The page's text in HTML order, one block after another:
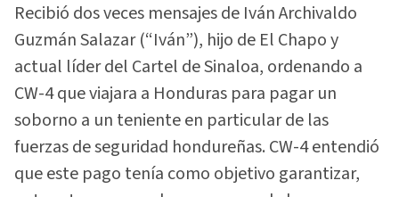
Recibió dos veces mensajes de Iván Archivaldo
Guzmán Salazar (“Iván”), hijo de El Chapo y
actual líder del Cartel de Sinaloa, ordenando a
CW-4 que viajara a Honduras para pagar un
soborno a un teniente en particular de las
fuerzas de seguridad hondureñas. CW-4 entendió
que este pago tenía como objetivo garantizar,